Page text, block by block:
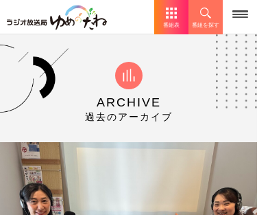
番組表 番組を探す
ARCHIVE
過去のアーカイブ